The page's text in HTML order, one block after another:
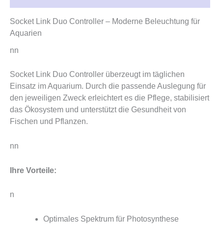
Socket Link Duo Controller – Moderne Beleuchtung für
Aquarien
nn
Socket Link Duo Controller überzeugt im täglichen
Einsatz im Aquarium. Durch die passende Auslegung für
den jeweiligen Zweck erleichtert es die Pflege, stabilisiert
das Ökosystem und unterstützt die Gesundheit von
Fischen und Pflanzen.
nn
Ihre Vorteile:
n
Optimales Spektrum für Photosynthese